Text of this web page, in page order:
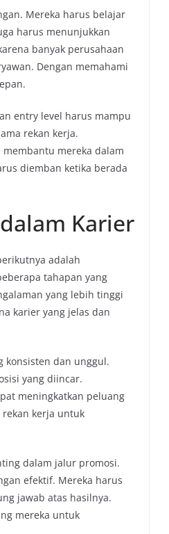
Mereka harus belajar
harus menunjukkan
banyak perusahaan
Dengan memahami
entry level harus mampu
rekan kerja.
mereka dalam
diemban ketika berada
Karier
adalah
tahapan yang
yang lebih tinggi
karier yang jelas dan
konsisten dan unggul.
yang diincar.
meningkatkan peluang
kerja untuk
dalam jalur promosi.
efektif. Mereka harus
jawab atas hasilnya.
mereka untuk